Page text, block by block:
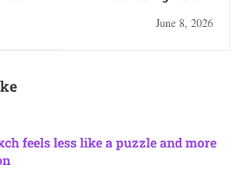
Mobile-First Pulse of
June 8, 2026
feels less like a puzzle and more